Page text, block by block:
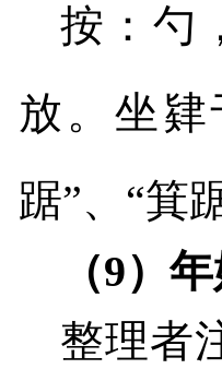
按：勺
放。坐
踞”、“箕
（9）
整理者